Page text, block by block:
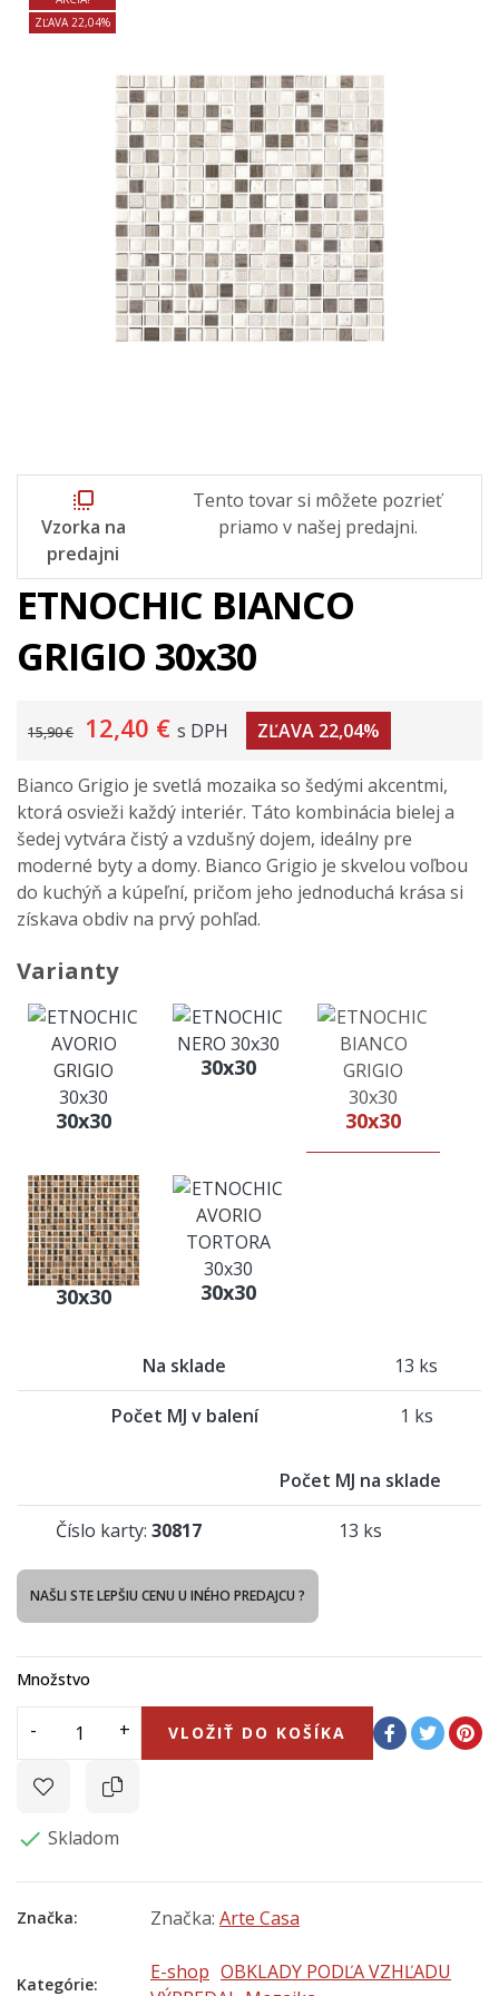
ZĽAVA 22,04%
flip_to_front
Vzorka na
predajni
Tento tovar si môžete pozrieť
priamo v našej predajni.
ETNOCHIC BIANCO
GRIGIO 30x30
15,90 € 12,40 € s DPH ZĽAVA 22,04%
Bianco Grigio je svetlá mozaika so šedými akcentmi,
ktorá osvieži každý interiér. Táto kombinácia bielej a
šedej vytvára čistý a vzdušný dojem, ideálny pre
moderné byty a domy. Bianco Grigio je skvelou voľbou
do kuchýň a kúpeľní, pričom jeho jednoduchá krása si
získava obdiv na prvý pohľad.
Varianty
30x30
30x30
30x30
30x30 30x30
Na sklade 13 ks
Počet MJ v balení 1 ks
Počet MJ na sklade
Číslo karty: 30817 13 ks
NAŠLI STE LEPŠIU CENU U INÉHO PREDAJCU ?
Množstvo
VLOŽIŤ DO KOŠÍKA
 Skladom
Značka: Značka: Arte Casa
Kategórie:
E-shop OBKLADY PODĽA VZHĽADU